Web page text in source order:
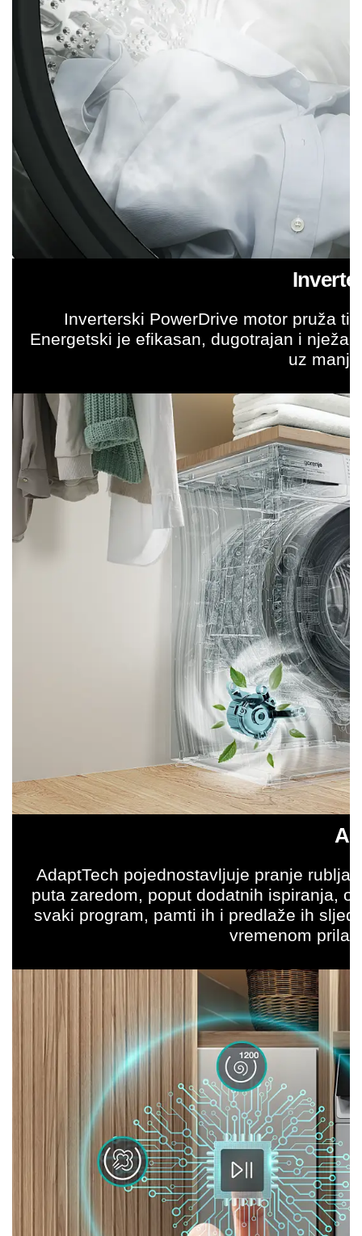
Inverterski PowerDrive motor pruža
Energetski je efikasan, dugotrajan i
uz
AdaptTech pojednostavljuje pranje
puta zaredom, poput dodatnih ispiranja,
svaki program, pamti ih i predlaže ih
vremenom